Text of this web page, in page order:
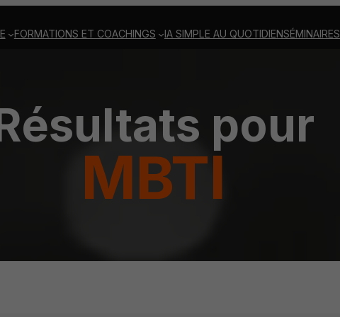
FORMATIONS ET COACHINGS IA SIMPLE AU QUOTIDIENSÉMINAIRES
pour
MBTI